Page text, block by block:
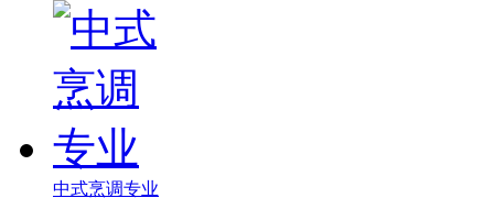
中式烹调专业